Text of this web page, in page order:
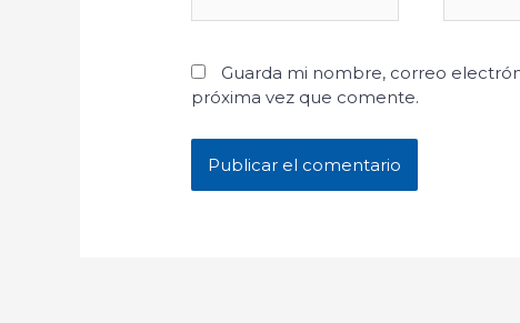
Guarda mi nombre, correo
próxima vez que comente.